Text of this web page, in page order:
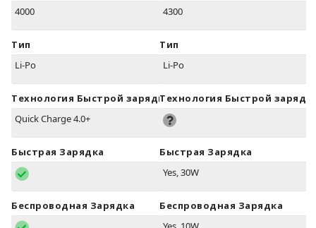
4000
Тип
Li-Po
Технология Быстрой зарядки
Quick Charge 4.0+
Быстрая Зарядка
Беспроводная Зарядка
4300
Тип
Li-Po
Технология Быстрой
Быстрая Зарядка
Yes, 30W
Беспроводная Зарядка